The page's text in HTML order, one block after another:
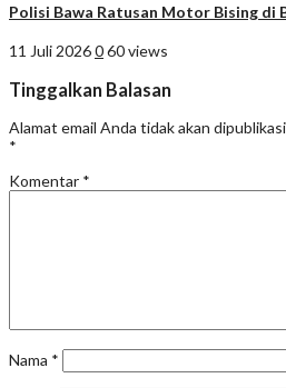
Polisi Bawa Ratusan Motor Bising di
11 Juli 2026060 views
Tinggalkan Balasan
Alamat email Anda tidak akan
*
Komentar *
Nama *